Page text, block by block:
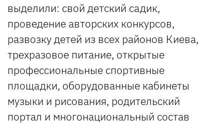
выделили: свой детский садик,
проведение авторских конкурсов,
развозку детей из всех районов Киева,
трехразовое питание, открытые
профессиональные спортивные
площадки, оборудованные кабинеты
музыки и рисования, родительский
портал и многонациональный состав